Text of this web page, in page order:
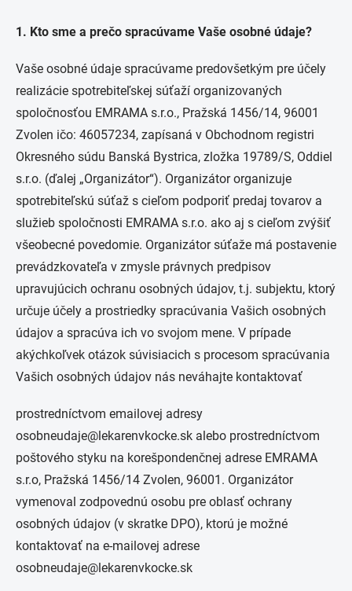
1. Kto sme a prečo spracúvame Vaše osobné údaje?
Vaše osobné údaje spracúvame predovšetkým pre účely
realizácie spotrebiteľskej súťaží organizovaných
spoločnosťou EMRAMA s.r.o., Pražská 1456/14, 96001
Zvolen ičo: 46057234, zapísaná v Obchodnom registri
Okresného súdu Banská Bystrica, zložka 19789/S, Oddiel
s.r.o. (ďalej „Organizátor“). Organizátor organizuje
spotrebiteľskú súťaž s cieľom podporiť predaj tovarov a
služieb spoločnosti EMRAMA s.r.o. ako aj s cieľom zvýšiť
všeobecné povedomie. Organizátor súťaže má postavenie
prevádzkovateľa v zmysle právnych predpisov
upravujúcich ochranu osobných údajov, t.j. subjektu, ktorý
určuje účely a prostriedky spracúvania Vašich osobných
údajov a spracúva ich vo svojom mene. V prípade
akýchkoľvek otázok súvisiacich s procesom spracúvania
Vašich osobných údajov nás neváhajte kontaktovať
prostredníctvom emailovej adresy
osobneudaje@lekarenvkocke.sk alebo prostredníctvom
poštového styku na korešpondenčnej adrese EMRAMA
s.r.o, Pražská 1456/14 Zvolen, 96001. Organizátor
vymenoval zodpovednú osobu pre oblasť ochrany
osobných údajov (v skratke DPO), ktorú je možné
kontaktovať na e-mailovej adrese
osobneudaje@lekarenvkocke.sk